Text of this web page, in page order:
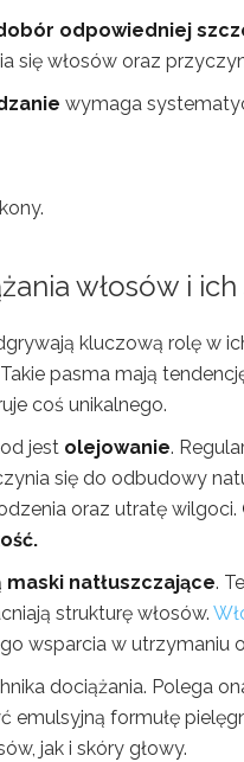
odpowiedniej
się włosów oraz
wymaga
włosów i
kluczową rolę w
pasma mają
coś unikalnego.
jest olejowanie.
się do odbudowy
oraz utratę wilgoci.
maski natłuszczające.
strukturę włosów.
wsparcia w utrzymaniu
dociążania. Polega
emulsyjną formułę
jak i skóry głowy.